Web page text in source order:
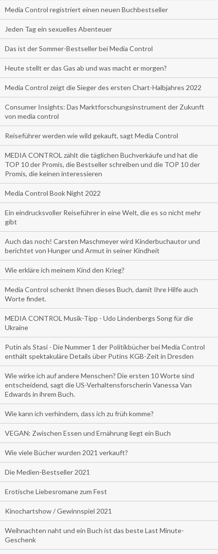
Media Control registriert einen neuen Buchbestseller
Jeden Tag ein sexuelles Abenteuer
Das ist der Sommer-Bestseller bei Media Control
Heute stellt er das Gas ab und was macht er morgen?
Media Control zeigt die Sieger des ersten Chart-Halbjahres 2022
Consumer Insights: Das Marktforschungsinstrument der Zukunft
von media control
Reiseführer werden wie wild gekauft, sagt Media Control
MEDIA CONTROL zählt die täglichen Buchverkäufe und hat die
TOP 10 der Promis, die Bestseller schreiben und die TOP 10 der
Promis, die keinen interessieren
Media Control Book Night 2022
Ein eindrucksvoller Reiseführer in eine Welt, die es so nicht mehr
gibt
Auch das noch! Carsten Maschmeyer wird Kinderbuchautor und
berichtet von Hunger und Armut in seiner Kindheit
Wie erkläre ich meinem Kind den Krieg?
Media Control schenkt Ihnen dieses Buch, damit Ihre Hilfe auch
Worte findet.
MEDIA CONTROL Musik-Tipp - Udo Lindenbergs Song für die
Ukraine
Putin als Stasi - Die Nummer 1 der Politikbücher bei Media Control
enthält spektakuläre Details über Putins KGB-Zeit in Dresden
Wie wirke ich auf andere Menschen? Die ersten 10 Worte sind
entscheidend, sagt die US-Verhaltensforscherin Vanessa Van
Edwards in ihrem Buch.
Wie kann ich verhindern, dass ich zu früh komme?
VEGAN: Zwischen Essen und Ernährung liegt ein Buch
Wie viele Bücher wurden 2021 verkauft?
Die Medien-Bestseller 2021
Erotische Liebesromane zum Fest
Kinochartshow / Gewinnspiel 2021
Weihnachten naht und ein Buch ist das beste Last Minute-
Geschenk